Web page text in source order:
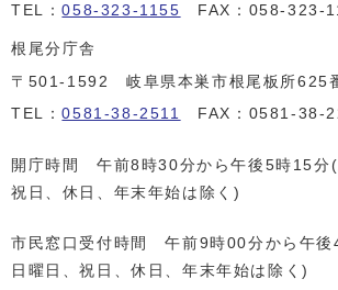
TEL：058-323-1155 FAX：058-323-
根尾分庁舎
〒501-1592 岐阜県本巣市根尾板所625
TEL：0581-38-2511 FAX：0581-38-
開庁時間 午前8時30分から午後5時15分(
祝日、休日、年末年始は除く)
市民窓口受付時間 午前9時00分から午後
日曜日、祝日、休日、年末年始は除く)